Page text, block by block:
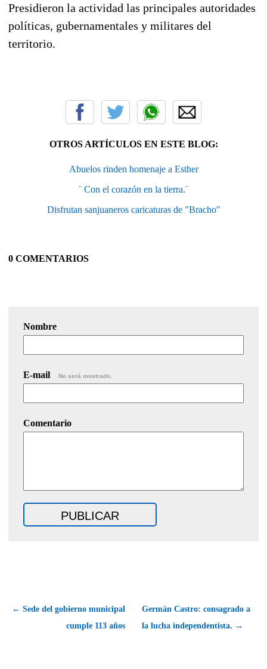
Presidieron la actividad las principales autoridades
políticas, gubernamentales y militares del
territorio.
OTROS ARTÍCULOS EN ESTE BLOG:
Abuelos rinden homenaje a Esther
¨ Con el corazón en la tierra.¨
Disfrutan sanjuaneros caricaturas de "Bracho"
0 COMENTARIOS
Nombre
E-mail No será mostrado.
Comentario
← Sede del gobierno municipal
cumple 113 años
Germán Castro: consagrado a
la lucha independentista. →